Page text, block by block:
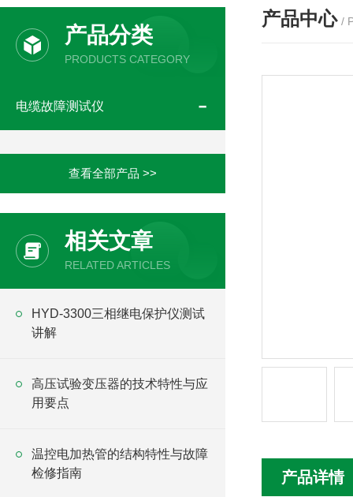
产品分类
PRODUCTS CATEGORY
电缆故障测试仪
查看全部产品 >>
相关文章
RELATED ARTICLES
HYD-3300三相继电保护仪测试
讲解
高压试验变压器的技术特性与应
用要点
温控电加热管的结构特性与故障
检修指南
产品中心 /
产品详情